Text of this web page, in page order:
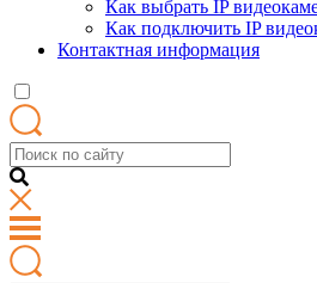
Как выбрать IP
Как подключить IP
Контактная информация